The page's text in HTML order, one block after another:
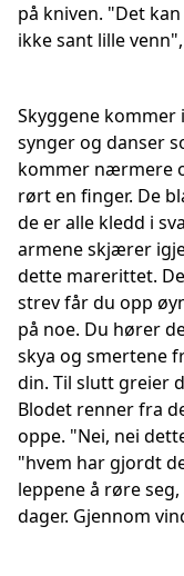
på kniven. "Det
ikke sant lille
Skyggene kommer
synger og danser
kommer nærmere
rørt en finger. De
de er alle kledd i
armene skjærer
dette marerittet.
strev får du opp
på noe. Du hører
skya og smertene
din. Til slutt greier
Blodet renner fra
oppe. "Nei, nei
"hvem har gjordt
leppene å røre
dager. Gjennom